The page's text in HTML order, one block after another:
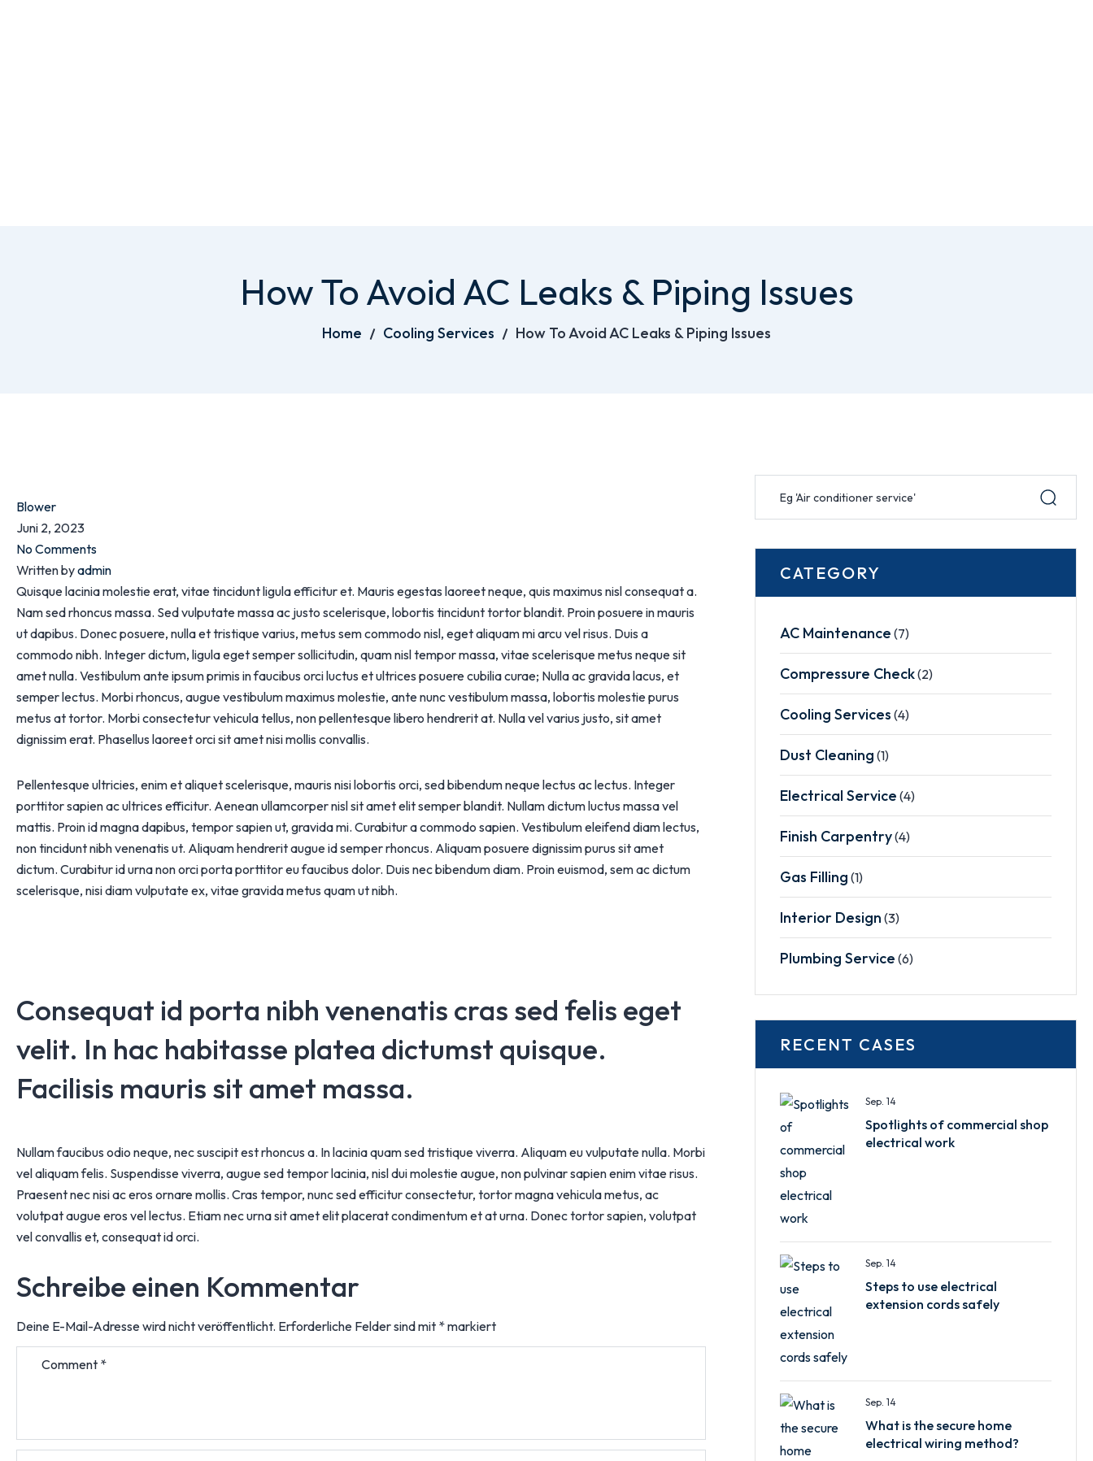
How To Avoid AC Leaks & Piping Issues
Home Cooling Services How To Avoid AC Leaks & Piping Issues
Blower
Juni 2, 2023
No Comments
Written byadmin
Quisque lacinia molestie erat, vitae tincidunt ligula efficitur et. Mauris egestas laoreet neque, quis maximus nisl consequat a.
Nam sed rhoncus massa. Sed vulputate massa ac justo scelerisque, lobortis tincidunt tortor blandit. Proin posuere in mauris
ut dapibus. Donec posuere, nulla et tristique varius, metus sem commodo nisl, eget aliquam mi arcu vel risus. Duis a
commodo nibh. Integer dictum, ligula eget semper sollicitudin, quam nisl tempor massa, vitae scelerisque metus neque sit
amet nulla. Vestibulum ante ipsum primis in faucibus orci luctus et ultrices posuere cubilia curae; Nulla ac gravida lacus, et
semper lectus. Morbi rhoncus, augue vestibulum maximus molestie, ante nunc vestibulum massa, lobortis molestie purus
metus at tortor. Morbi consectetur vehicula tellus, non pellentesque libero hendrerit at. Nulla vel varius justo, sit amet
dignissim erat. Phasellus laoreet orci sit amet nisi mollis convallis.
Pellentesque ultricies, enim et aliquet scelerisque, mauris nisi lobortis orci, sed bibendum neque lectus ac lectus. Integer
porttitor sapien ac ultrices efficitur. Aenean ullamcorper nisl sit amet elit semper blandit. Nullam dictum luctus massa vel
mattis. Proin id magna dapibus, tempor sapien ut, gravida mi. Curabitur a commodo sapien. Vestibulum eleifend diam lectus,
non tincidunt nibh venenatis ut. Aliquam hendrerit augue id semper rhoncus. Aliquam posuere dignissim purus sit amet
dictum. Curabitur id urna non orci porta porttitor eu faucibus dolor. Duis nec bibendum diam. Proin euismod, sem ac dictum
scelerisque, nisi diam vulputate ex, vitae gravida metus quam ut nibh.
Consequat id porta nibh venenatis cras sed felis eget
velit. In hac habitasse platea dictumst quisque.
Facilisis mauris sit amet massa.
Nullam faucibus odio neque, nec suscipit est rhoncus a. In lacinia quam sed tristique viverra. Aliquam eu vulputate nulla. Morbi
vel aliquam felis. Suspendisse viverra, augue sed tempor lacinia, nisl dui molestie augue, non pulvinar sapien enim vitae risus.
Praesent nec nisi ac eros ornare mollis. Cras tempor, nunc sed efficitur consectetur, tortor magna vehicula metus, ac
volutpat augue eros vel lectus. Etiam nec urna sit amet elit placerat condimentum et at urna. Donec tortor sapien, volutpat
vel convallis et, consequat id orci.
Schreibe einen Kommentar
Deine E-Mail-Adresse wird nicht veröffentlicht. Erforderliche Felder sind mit *markiert
CATEGORY
AC Maintenance (7)
Compressure Check(2)
Cooling Services (4)
Dust Cleaning (1)
Electrical Service (4)
Finish Carpentry(4)
Gas Filling (1)
Interior Design (3)
Plumbing Service (6)
RECENT CASES
Sep. 14
Spotlights of commercial shop
electrical work
Sep. 14
Steps to use electrical
extension cords safely
Sep. 14
What is the secure home
electrical wiring method?